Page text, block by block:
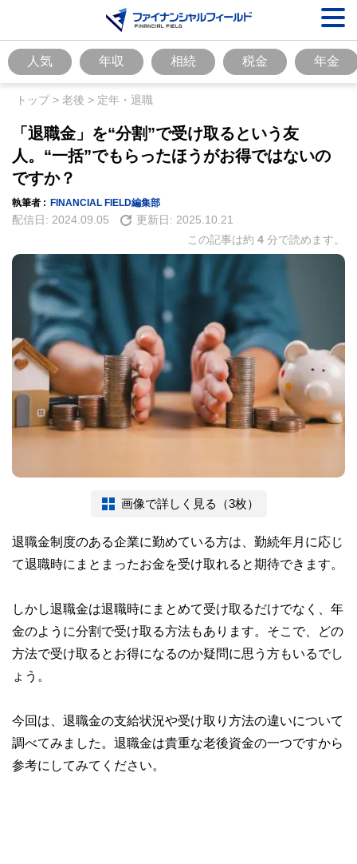
人気 年収 相続 税金 年金
トップ> 老後 > 定年・退職
「退職金」を“分割”で受け取るという友
人。“一括”でもらったほうがお得ではないの
ですか？
執筆者 : FINANCIAL FIELD編集部
配信日: 2024.09.05 更新日: 2025.10.21
この記事は約 4 分で読めます。
画像で詳しく見る（3枚）
退職金制度のある企業に勤めている方は、勤続年月に応じ
て退職時にまとまったお金を受け取れると期待できます。
しかし退職金は退職時にまとめて受け取るだけでなく、年
金のように分割で受け取る方法もあります。そこで、どの
方法で受け取るとお得になるのか疑問に思う方もいるでし
ょう。
今回は、退職金の支給状況や受け取り方法の違いについて
調べてみました。退職金は貴重な老後資金の一つですから
参考にしてみてください。